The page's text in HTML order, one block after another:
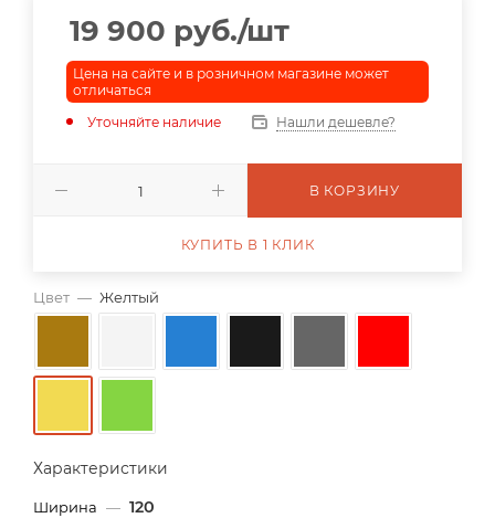
Цвет — Желтый
Характеристики
Ширина — 120
19 900 руб./шт
Цена на сайте и в розничном магазине может
отличаться
Уточняйте наличие
Нашли дешевле?
В КОРЗИНУ
КУПИТЬ В 1 КЛИК